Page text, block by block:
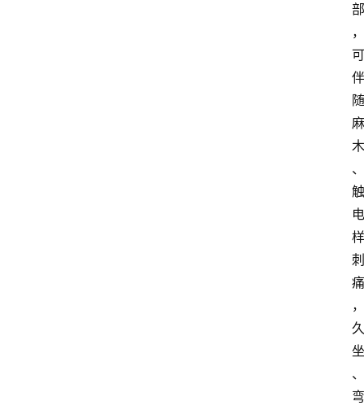
部
，
可
伴
随
麻
木
、
触
电
样
刺
痛
，
久
坐
、
弯